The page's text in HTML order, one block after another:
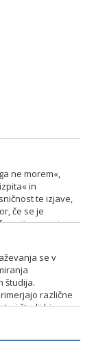
ne morem«,
in
te izjave,
če se je
pozorni
se v
študija.
različne
študij bi se